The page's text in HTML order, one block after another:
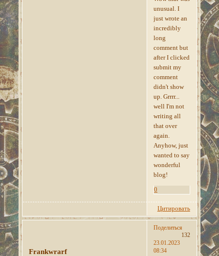
unusual. I
just wrote an
incredibly
long
comment but
after I clicked
submit my
comment
didn't show
up. Grrrr...
well I'm not
writing all
that over
again.
Anyhow, just
wanted to say
wonderful
blog!
0
Цитировать
Поделиться
132
23.01.2023
08:34
Frankwrarf